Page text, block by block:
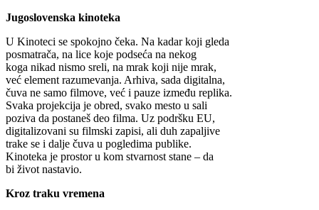
Jugoslovenska kinoteka
U Kinoteci se spokojno čeka. Na kadar koji gleda
posmatrača, na lice koje podseća na nekog
koga nikad nismo sreli, na mrak koji nije mrak,
već element razumevanja. Arhiva, sada digitalna,
čuva ne samo filmove, već i pauze između replika.
Svaka projekcija je obred, svako mesto u sali
poziva da postaneš deo filma. Uz podršku EU,
digitalizovani su filmski zapisi, ali duh zapaljive
trake se i dalje čuva u pogledima publike.
Kinoteka je prostor u kom stvarnost stane – da
bi život nastavio.
Kroz traku vremena